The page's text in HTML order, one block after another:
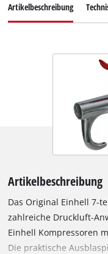
Artikelbeschreibung
Artikelbeschreibung
Das Original Einhell 7-
zahlreiche Druckluft-
Einhell Kompressoren
Die praktische